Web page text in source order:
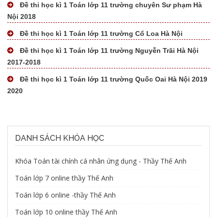
Đề thi học kì 1 Toán lớp 11 trường chuyên Sư phạm Hà
Nội 2018
Đề thi học kì 1 Toán lớp 11 trường Cổ Loa Hà Nội
Đề thi học kì 1 Toán lớp 11 trường Nguyễn Trãi Hà Nội
2017-2018
Đề thi học kì 1 Toán lớp 11 trường Quốc Oai Hà Nội 2019
2020
DANH SÁCH KHÓA HỌC
Khóa Toán tài chính cá nhân ứng dụng - Thầy Thế Anh
Toán lớp 7 online thầy Thế Anh
Toán lớp 6 online -thầy Thế Anh
Toán lớp 10 online thầy Thế Anh
Tài liệu mất phí